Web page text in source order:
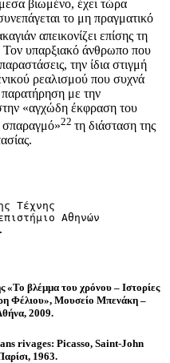
βιωμένο, έχει τώρα
το μη πραγματικό
απεικονίζει επίσης τη
υπαρξιακό άνθρωπο που
την ίδια στιγμή
ρεαλισμού που συχνά
παρατήρηση με την
«αγχώδη έκφραση του
σπαραγμό»22 τη διάσταση της
Τέχνης
Αθηνών
«Το βλέμμα του χρόνου – Ιστορίες
Φέλιου», Μουσείο Μπενάκη –
2009.
rivages: Picasso, Saint-John
1963.